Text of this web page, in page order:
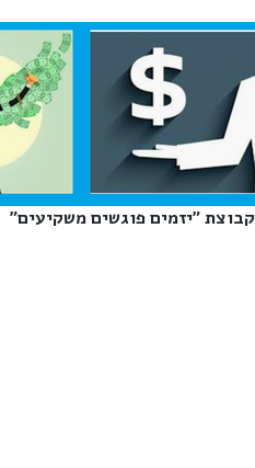
קבוצת "יזמים פוגשים משקיעים"‎